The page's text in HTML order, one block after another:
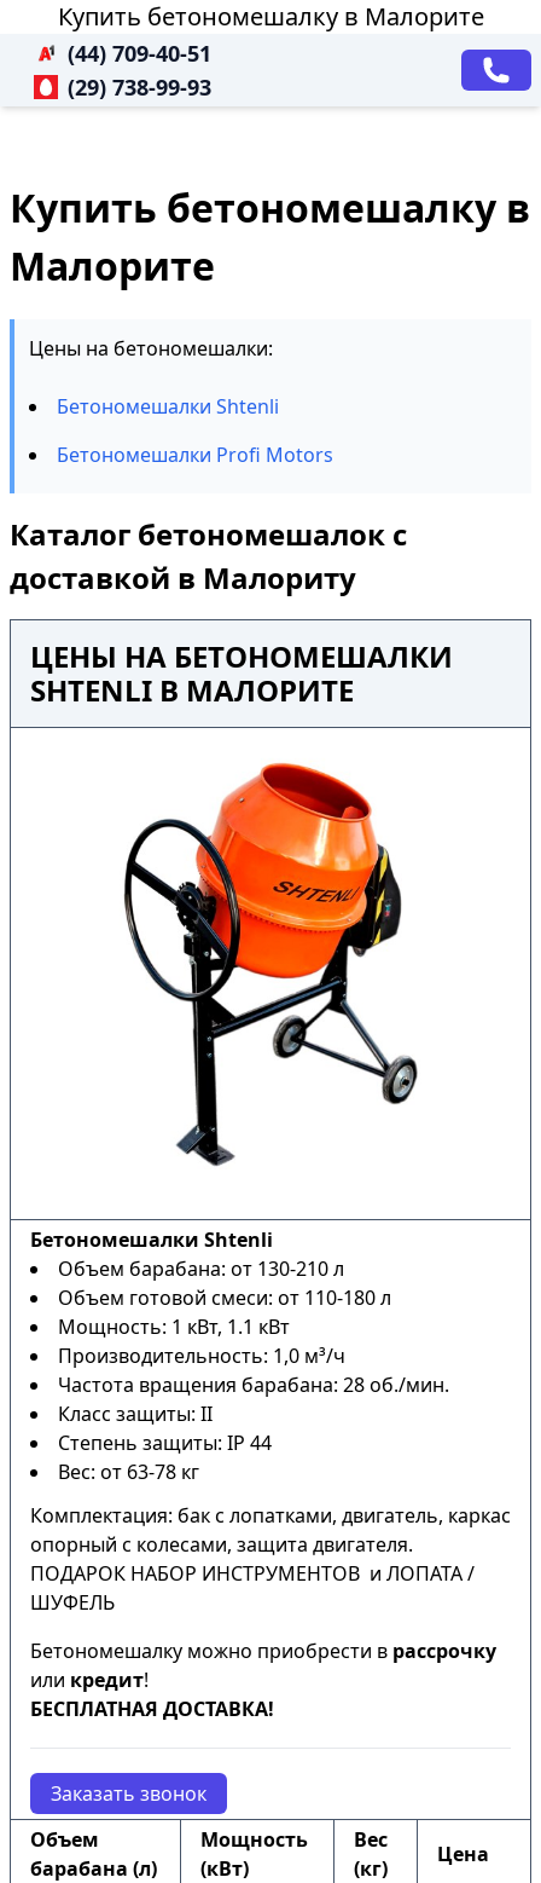
Купить бетономешалку в Малорите
(44) 709-40-51
(29) 738-99-93
Купить бетономешалку в
Малорите
Цены на бетономешалки:
Бетономешалки Shtenli
Бетономешалки Profi Motors
Каталог бетономешалок с
доставкой в Малориту
ЦЕНЫ НА БЕТОНОМЕШАЛКИ
SHTENLI В МАЛОРИТЕ
Бетономешалки Shtenli
Объем барабана: от 130-210 л
Объем готовой смеси: от 110-180 л
Мощность: 1 кВт, 1.1 кВт
Производительность: 1,0 м³/ч
Частота вращения барабана: 28 об./мин.
Класс защиты: II
Степень защиты: IP 44
Вес: от 63-78 кг
Комплектация: бак с лопатками, двигатель, каркас
опорный с колесами, защита двигателя.
ПОДАРОК НАБОР ИНСТРУМЕНТОВ и ЛОПАТА /
ШУФЕЛЬ
Бетономешалку можно приобрести в рассрочку
или кредит!
БЕСПЛАТНАЯ ДОСТАВКА!
Заказать звонок
Объем
барабана (л)
Мощность
(кВт)
Вес
(кг)
Цена